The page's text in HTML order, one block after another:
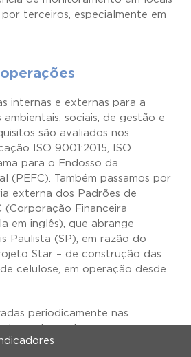
terceiros, especialmente em
internas e externas para a
sociais, de gestão e
são avaliados nos
ISO 9001:2015, ISO
para o Endosso da
(PEFC). Também passamos por
externa dos Padrões de
(Corporação Financeira
em inglês), que abrange
Paulista (SP), em razão do
Star – de construção das
celulose, em operação desde
periodicamente nas
de serviços para assegurar
internas e